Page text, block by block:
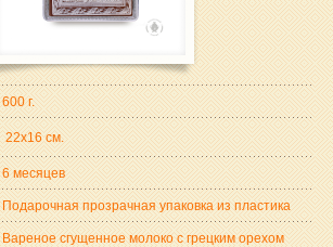
600 г.
22x16 см.
6 месяцев
Подарочная прозрачная упаковка из пластика
Вареное сгущенное молоко с грецким орехом